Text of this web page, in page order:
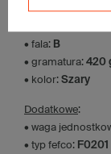
Materiał:
• fala: B
• gramatura: 420
• kolor: Szary
Dodatkowe:
• waga
• typ fefco: F0201